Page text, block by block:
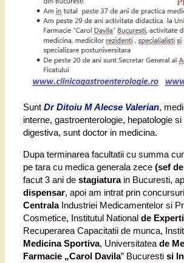
Sunt Dr Ditoiu M Alecse Valerian,
interne, gastroenterologie, hepatologie
digestiva, sunt doctor in medicina.
Dupa terminarea facultatii cu summa
pe tara cu medica generala zece (sef
facut 3 ani de stagiaturain Bucuresti,
dispensar, apoi am intrat prin
CentralaIndustriei Medicamentelor si
Cosmetice, Institutul National de
Recuperarea Capacitatii de munca,
Medicina Sportiva, Universitatea de
Farmacie „Carol Davila” Bucuresti si